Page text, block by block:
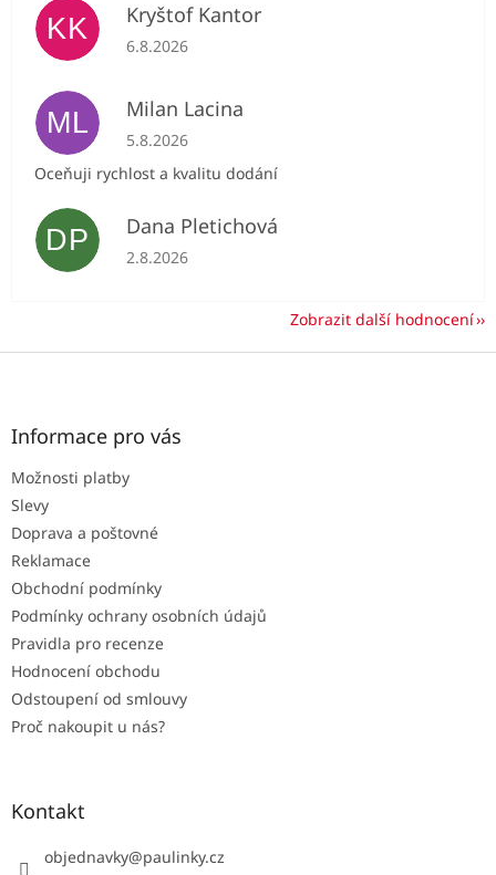
KK Kryštof Kantor
Hodnocení obchodu je 5 z 5 hvězdiček.
6.8.2026
ML Milan Lacina
Hodnocení obchodu je 5 z 5 hvězdiček.
5.8.2026
Oceňuji rychlost a kvalitu dodání
DP Dana Pletichová
Hodnocení obchodu je 5 z 5 hvězdiček.
2.8.2026
Zobrazit další hodnocení
Z
Informace pro vás
Možnosti platby
Slevy
Doprava a poštovné
Reklamace
Obchodní podmínky
Podmínky ochrany osobních údajů
Pravidla pro recenze
Hodnocení obchodu
Odstoupení od smlouvy
Proč nakoupit u nás?
Kontakt
objednavky@paulinky.cz